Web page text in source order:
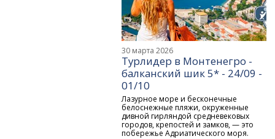
30 марта 2026
Турлидер в Монтенегро -
балканский шик 5* - 24/09 -
01/10
Лазурное море и бесконечные
белоснежные пляжи, окруженные
дивной гирляндой средневековых
городов, крепостей и замков, — это
побережье Адриатического моря.